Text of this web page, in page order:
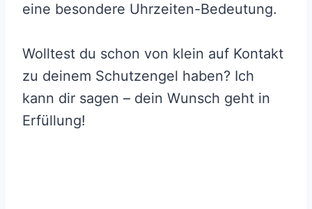
eine besondere Uhrzeiten-Bedeutung.
Wolltest du schon von klein auf Kontakt
zu deinem Schutzengel haben? Ich
kann dir sagen – dein Wunsch geht in
Erfüllung!